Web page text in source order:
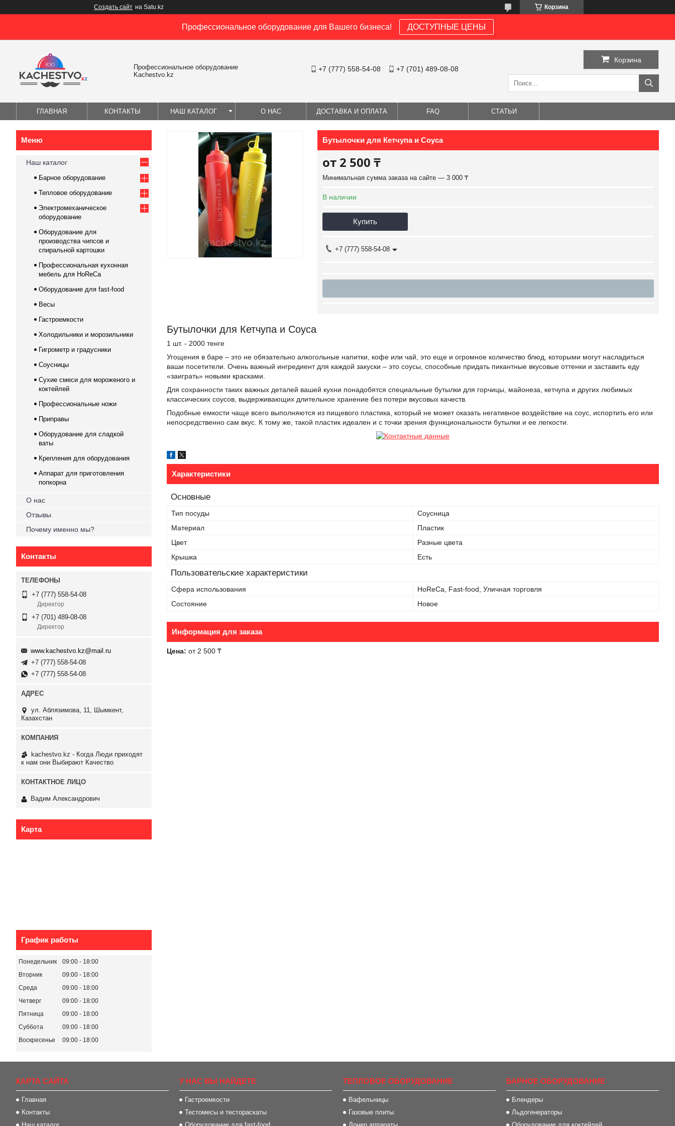
Создать сайт на Satu.kz Корзина
Профессиональное оборудование для Вашего бизнеса! ДОСТУПНЫЕ ЦЕНЫ
Профессиональное оборудование
Kachestvo.kz
+7 (777) 558-54-08 +7 (701) 489-08-08
Корзина
ГЛАВНАЯ КОНТАКТЫ НАШ КАТАЛОГ О НАС ДОСТАВКА И ОПЛАТА FAQ СТАТЬИ
Бутылочки для Кетчупа и Соуса
от 2 500 ₸
Минимальная сумма заказа на сайте — 3 000 ₸
В наличии
Купить
+7 (777) 558-54-08
Бутылочки для Кетчупа и Соуса
1 шт. - 2000 тенге
Угощения в баре – это не обязательно алкогольные напитки, кофе или чай, это еще и огромное количество блюд, которыми могут насладиться
ваши посетители. Очень важный ингредиент для каждой закуски – это соусы, способные придать пикантные вкусовые оттенки и заставить еду
«заиграть» новыми красками.
Для сохранности таких важных деталей вашей кухни понадобятся специальные бутылки для горчицы, майонеза, кетчупа и других любимых
классических соусов, выдерживающих длительное хранение без потери вкусовых качеств.
Подобные емкости чаще всего выполняются из пищевого пластика, который не может оказать негативное воздействие на соус, испортить его или
непосредственно сам вкус. К тому же, такой пластик идеален и с точки зрения функциональности бутылки и ее легкости.
Характеристики
Основные
Тип посуды
Соусница
Материал
Пластик
Цвет
Разные цвета
Крышка
Есть
Пользовательские характеристики
Сфера использования
HoReCa, Fast-food, Уличная торговля
Состояние
Новое
Информация для заказа
Цена: от 2 500 ₸
Наш каталог
Барное оборудование
Тепловое оборудование
Электромеханическое
оборудование
Оборудование для
производства чипсов и
спиральной картошки
Профессиональная кухонная
мебель для HoReCa
Оборудование для fast-food
Весы
Гастроемкости
Холодильники и морозильники
Гигрометр и градусники
Соусницы
Сухие смеси для мороженого и
коктейлей
Профессиональные ножи
Приправы
Оборудование для сладкой
ваты
Крепления для оборудования
Аппарат для приготовления
попкорна
О нас
Отзывы
Почему именно мы?
Контакты
+7 (777) 558-54-08
Директор
+7 (701) 489-08-08
Директор
www.kachestvo.kz@mail.ru
+7 (777) 558-54-08
+7 (777) 558-54-08
ул. Аблязимова, 11, Шымкент,
Казахстан
kachestvo.kz - Когда Люди приходят
к нам они Выбирают Качество
Вадим Александрович
Карта
График работы
Понедельник 09:00
18:00
Вторник
09:00
18:00
Среда
09:00
18:00
Четверг
09:00
18:00
Пятница
09:00
18:00
Суббота
09:00
18:00
Воскресенье
09:00 18:00
КАРТА САЙТА
Главная
Контакты
У НАС ВЫ НАЙДЕТЕ
Гастроемкости
Тестомесы и тестораскаты
ТЕПЛОВОЕ ОБОРУДОВАНИЕ
Вафельницы
Газовые плиты
БАРНОЕ ОБОРУДОВАНИЕ
Блендеры
Льдогенераторы